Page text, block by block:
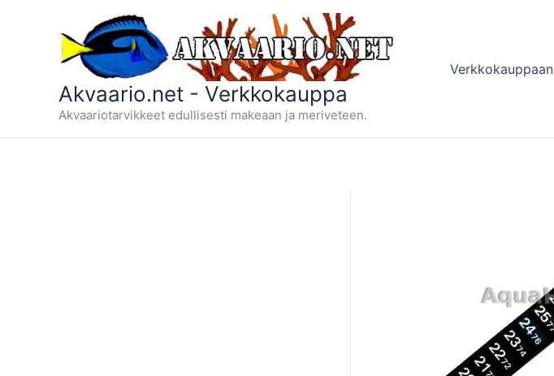
Akvaario.net - Verkkokauppa
Akvaariotarvikkeet edullisesti makeaan ja meriveteen.
Verkkokauppaan